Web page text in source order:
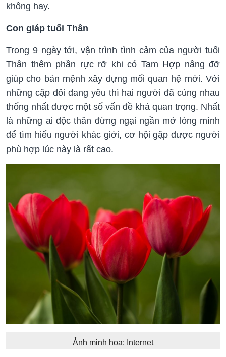
không hay.
Con giáp tuổi Thân
Trong 9 ngày tới, vận trình tình cảm của người tuổi
Thân thêm phần rực rỡ khi có Tam Hợp nâng đỡ
giúp cho bản mệnh xây dựng mối quan hệ mới. Với
những cặp đôi đang yêu thì hai người đã cùng nhau
thống nhất được một số vấn đề khá quan trọng. Nhất
là những ai độc thân đừng ngại ngần mở lòng mình
để tìm hiểu người khác giới, cơ hội gặp được người
phù hợp lúc này là rất cao.
Ảnh minh họa: Internet